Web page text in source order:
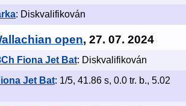
: Diskvalifikován
open, 27. 07. 2024
Fiona Jet Bat: Diskvalifikován
Jet Bat: 1/5, 41.86 s, 0.0 tr. b., 5.02